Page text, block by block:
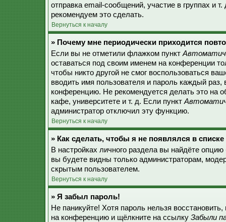
отправка email-сообщений, участие в группах и
рекомендуем это сделать.
Вернуться к началу
» Почему мне периодически приходится
Если вы не отметили флажком пункт
оставаться под своим именем на конференции
чтобы никто другой не смог воспользоваться
вводить имя пользователя и пароль каждый
конференцию. Не рекомендуется делать это на
кафе, университете и т. д. Если пункт
администратор отключил эту функцию.
Вернуться к началу
» Как сделать, чтобы я не появлялся в
В настройках личного раздела вы найдёте опцию
вы будете видны только администраторам,
скрытым пользователем.
Вернуться к началу
» Я забыл пароль!
Не паникуйте! Хотя пароль нельзя
на конференцию и щёлкните на ссылку Забыли